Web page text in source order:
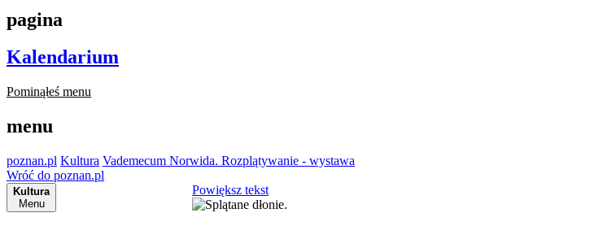
pagina
Kalendarium
Pominąłeś menu
menu
poznan.pl Kultura Vademecum Norwida. Rozplątywanie - wystawa
Wróć do poznan.pl
Kultura
Menu
Powiększ tekst